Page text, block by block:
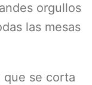
orgullos
las mesas
que se corta